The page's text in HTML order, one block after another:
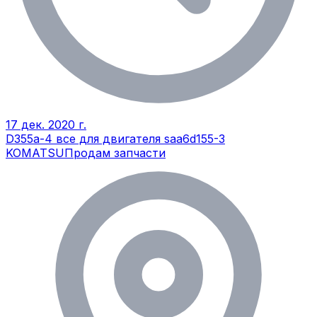
17 дек. 2020 г.
D355a-4 все для двигателя saa6d155-3
KOMATSUПродам запчасти